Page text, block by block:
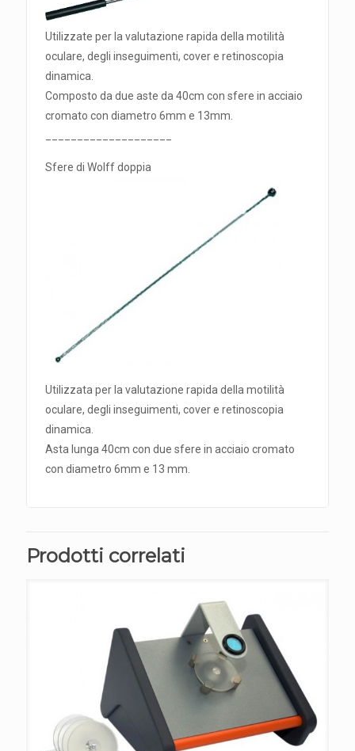
Utilizzate per la valutazione rapida della motilità
oculare, degli inseguimenti, cover e retinoscopia
dinamica.
Composto da due aste da 40cm con sfere in acciaio
cromato con diametro 6mm e 13mm.
Sfere di Wolff doppia
Utilizzata per la valutazione rapida della motilità
oculare, degli inseguimenti, cover e retinoscopia
dinamica.
Asta lunga 40cm con due sfere in acciaio cromato
con diametro 6mm e 13 mm.
Prodotti correlati